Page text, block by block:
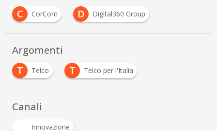
C
CorCom D Digital360 Group
Argomenti
T
Telco T Telco per l'Italia
Canali
Innovazione